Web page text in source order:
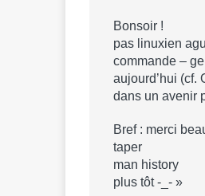
Bonsoir !
pas linuxien
commande –
aujourd’hui (cf.
dans un avenir
Bref : merci
taper
man history
plus tôt -_- »